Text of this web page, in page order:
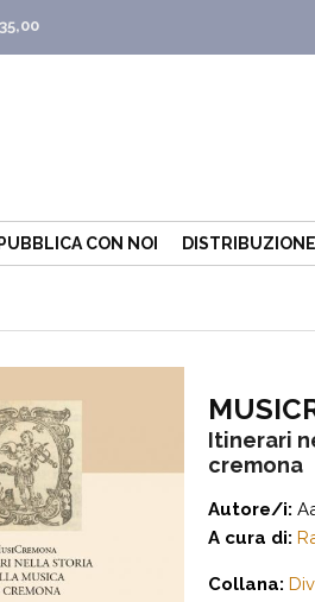
PUBBLICA CON NOI DISTRIBUZIONE
Itinerari
cremona
Autore/i:
A cura di:
Collana: